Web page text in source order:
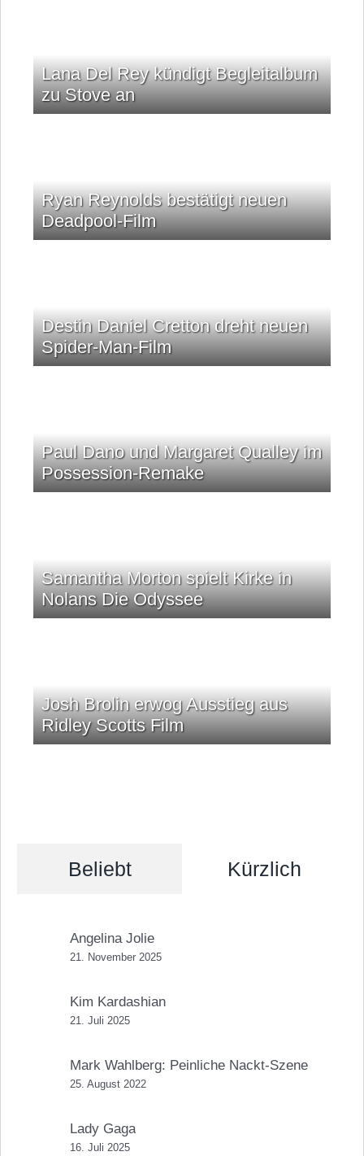
Lana Del Rey kündigt Begleitalbum
zu Stove an
Ryan Reynolds bestätigt neuen
Deadpool-Film
Destin Daniel Cretton dreht neuen
Spider-Man-Film
Paul Dano und Margaret Qualley im
Possession-Remake
Samantha Morton spielt Kirke in
Nolans Die Odyssee
Josh Brolin erwog Ausstieg aus
Ridley Scotts Film
Beliebt Kürzlich
Angelina Jolie
21. November 2025
Kim Kardashian
21. Juli 2025
Mark Wahlberg: Peinliche Nackt-Szene
25. August 2022
Lady Gaga
16. Juli 2025